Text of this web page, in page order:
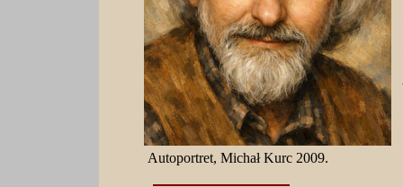
Autoportret, Michał Kurc 2009.